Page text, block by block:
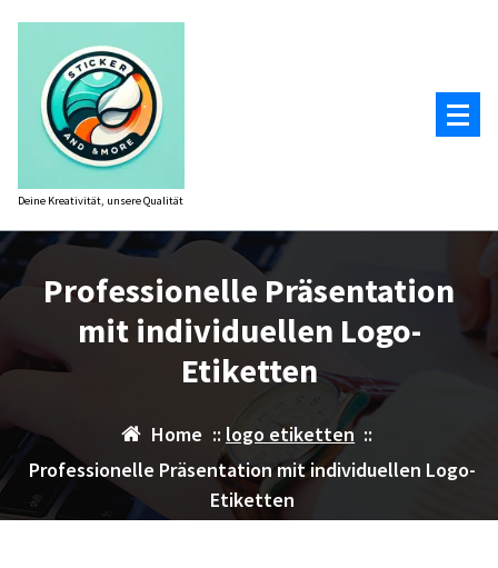
springen
Deine Kreativität, unsere Qualität
Professionelle Präsentation
mit individuellen Logo-
Etiketten
Home :: logo etiketten::
Professionelle Präsentation mit individuellen Logo-
Etiketten